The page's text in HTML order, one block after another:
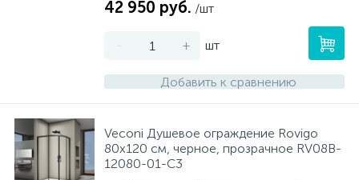
42 950 руб. /шт
- + шт
Добавить к сравнению
Veconi Душевое ограждение Rovigo
80х120 см, черное, прозрачное RV08B-
12080-01-C3